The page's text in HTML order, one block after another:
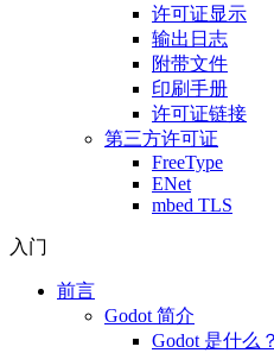
许可证显示
输出日志
附带文件
印刷手册
许可证链接
第三方许可证
FreeType
ENet
mbed TLS
入门
前言
Godot 简介
Godot 是什么？